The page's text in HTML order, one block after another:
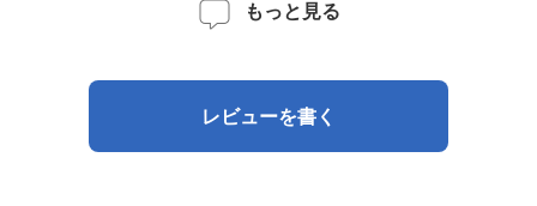
もっと見る
レビューを書く